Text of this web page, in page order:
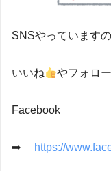
SNSやっています
いいね やフォロ
Facebook
➡ https://